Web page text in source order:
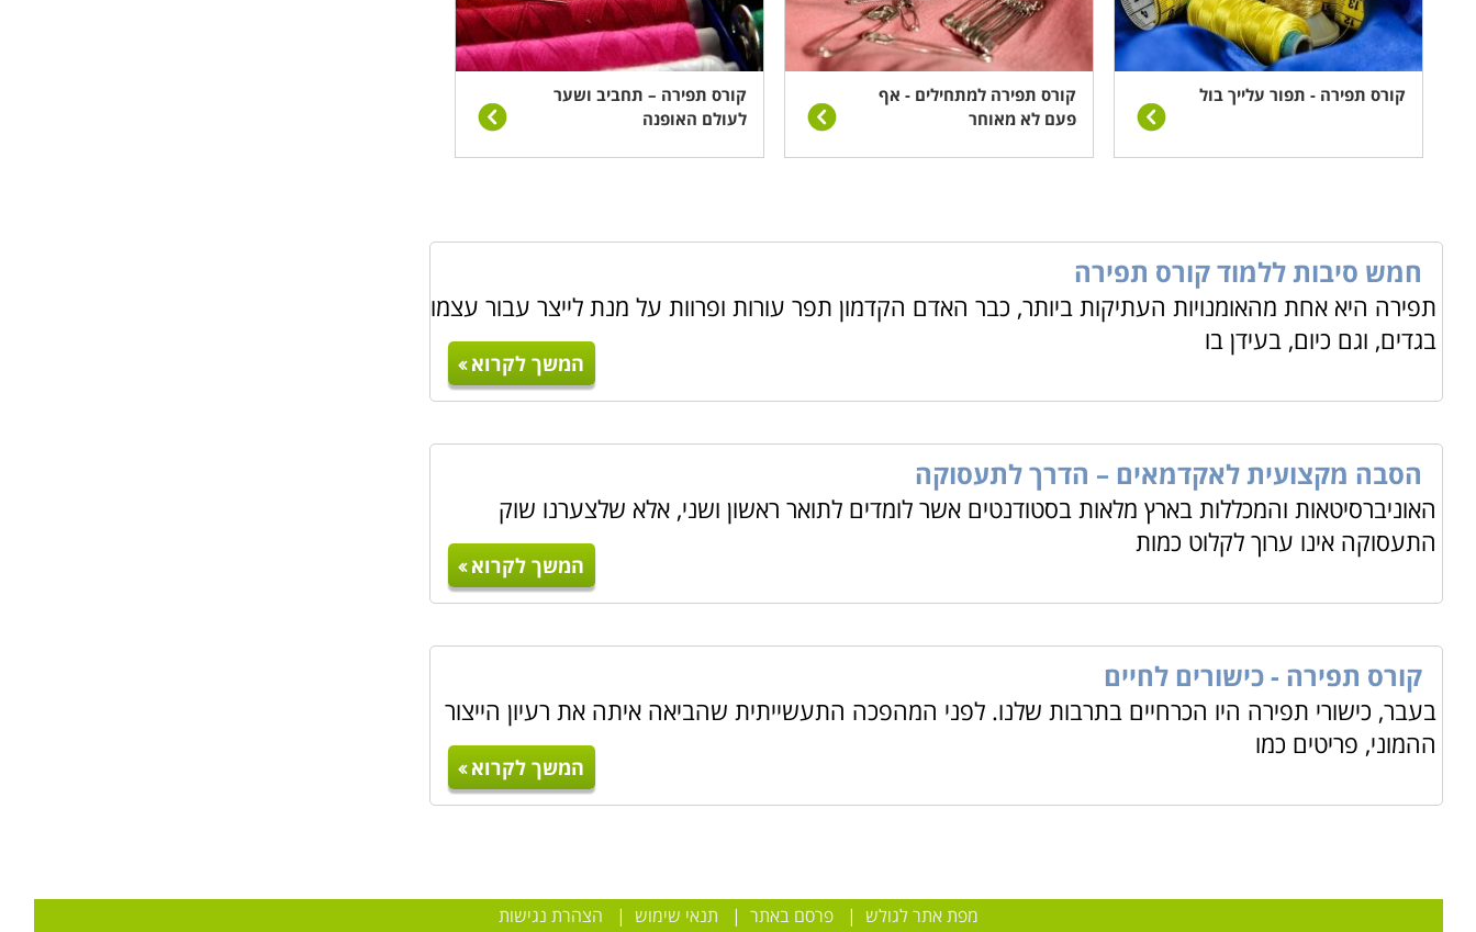
קורס תפירה - תפור עלייך בול
קורס תפירה למתחילים - אף
פעם לא מאוחר
קורס תפירה – תחביב ושער
לעולם האופנה
חמש סיבות ללמוד קורס תפירה
תפירה היא אחת מהאומנויות העתיקות ביותר, כבר האדם הקדמון תפר עורות ופרוות על מנת לייצר עבור עצמו
בגדים, וגם כיום, בעידן בו
המשך לקרוא
הסבה מקצועית לאקדמאים – הדרך לתעסוקה
האוניברסיטאות והמכללות בארץ מלאות בסטודנטים אשר לומדים לתואר ראשון ושני, אלא שלצערנו שוק
התעסוקה אינו ערוך לקלוט כמות
המשך לקרוא
קורס תפירה - כישורים לחיים
בעבר, כישורי תפירה היו הכרחיים בתרבות שלנו. לפני המהפכה התעשייתית שהביאה איתה את רעיון הייצור
ההמוני, פריטים כמו
המשך לקרוא
מפת אתר לגולש |פרסם באתר | תנאי שימוש | הצהרת נגישות